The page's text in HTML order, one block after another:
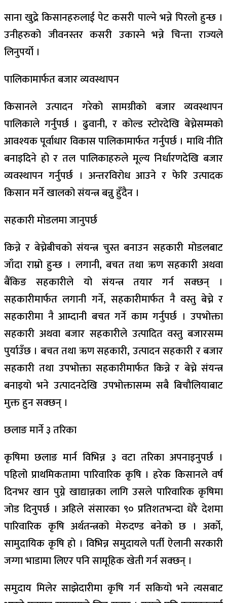
साना खुद्रे किसानहरुलाई पेट कसरी पाल्ने भन्ने पिरलो हुन्छ ।
उनीहरुको जीवनस्तर कसरी उकास्ने भन्ने चिन्ता राज्यले
लिनुपर्यो ।
पालिकामार्फत बजार व्यवस्थापन
किसानले उत्पादन गरेको सामग्रीको बजार व्यवस्थापन
पालिकाले गर्नुपर्छ । ढुवानी, र कोल्ड स्टोरदेखि बेच्नेसम्मको
आवश्यक पूर्वाधार विकास पालिकामार्फत गर्नुपर्छ । माथि नीति
बनाइदिने हो र तल पालिकाहरुले मूल्य निर्धारणदेखि बजार
व्यवस्थापन गर्नुपर्छ । अन्तरविरोध आउने र फेरि उत्पादक
किसान मर्ने खालको संयन्त्र बन्नु हुँदैन ।
सहकारी मोडलमा जानुपर्छ
किन्ने र बेच्नेबीचको संयन्त्र चुस्त बनाउन सहकारी मोडलबाट
जाँदा राम्रो हुन्छ । लगानी, बचत तथा ऋण सहकारी अथवा
बैंकिङ सहकारीले यो संयन्त्र तयार गर्न सक्छन् ।
सहकारीमार्फत लगानी गर्ने, सहकारीमार्फत नै वस्तु बेच्ने र
सहकारीमा नै आम्दानी बचत गर्ने काम गर्नुपर्छ । उपभोक्ता
सहकारी अथवा बजार सहकारीले उत्पादित वस्तु बजारसम्म
पुर्याउँछ । बचत तथा ऋण सहकारी, उत्पादन सहकारी र बजार
सहकारी तथा उपभोक्ता सहकारीमार्फत किन्ने र बेच्ने संयन्त्र
बनाइयो भने उत्पादनदेखि उपभोक्तासम्म सबै बिचौलियाबाट
मुक्त हुन सक्छन् ।
छलाङ मार्ने ३ तरिका
कृषिमा छलाङ मार्न विभिन्न ३ वटा तरिका अपनाइनुपर्छ ।
पहिलो प्राथमिकतामा पारिवारिक कृषि । हरेक किसानले वर्ष
दिनभर खान पुग्ने खाद्यान्नका लागि उसले पारिवारिक कृषिमा
जोड दिनुपर्छ । अहिले संसारका ९० प्रतिशतभन्दा धेरै देशमा
पारिवारिक कृषि अर्थतन्त्रको मेरुदण्ड बनेको छ । अर्को,
सामुदायिक कृषि हो । विभिन्न समुदायले पर्ती ऐलानी सरकारी
जग्गा भाडामा लिएर पनि सामूहिक खेती गर्न सक्छन् ।
समुदाय मिलेर साझेदारीमा कृषि गर्न सकियो भने त्यसबाट